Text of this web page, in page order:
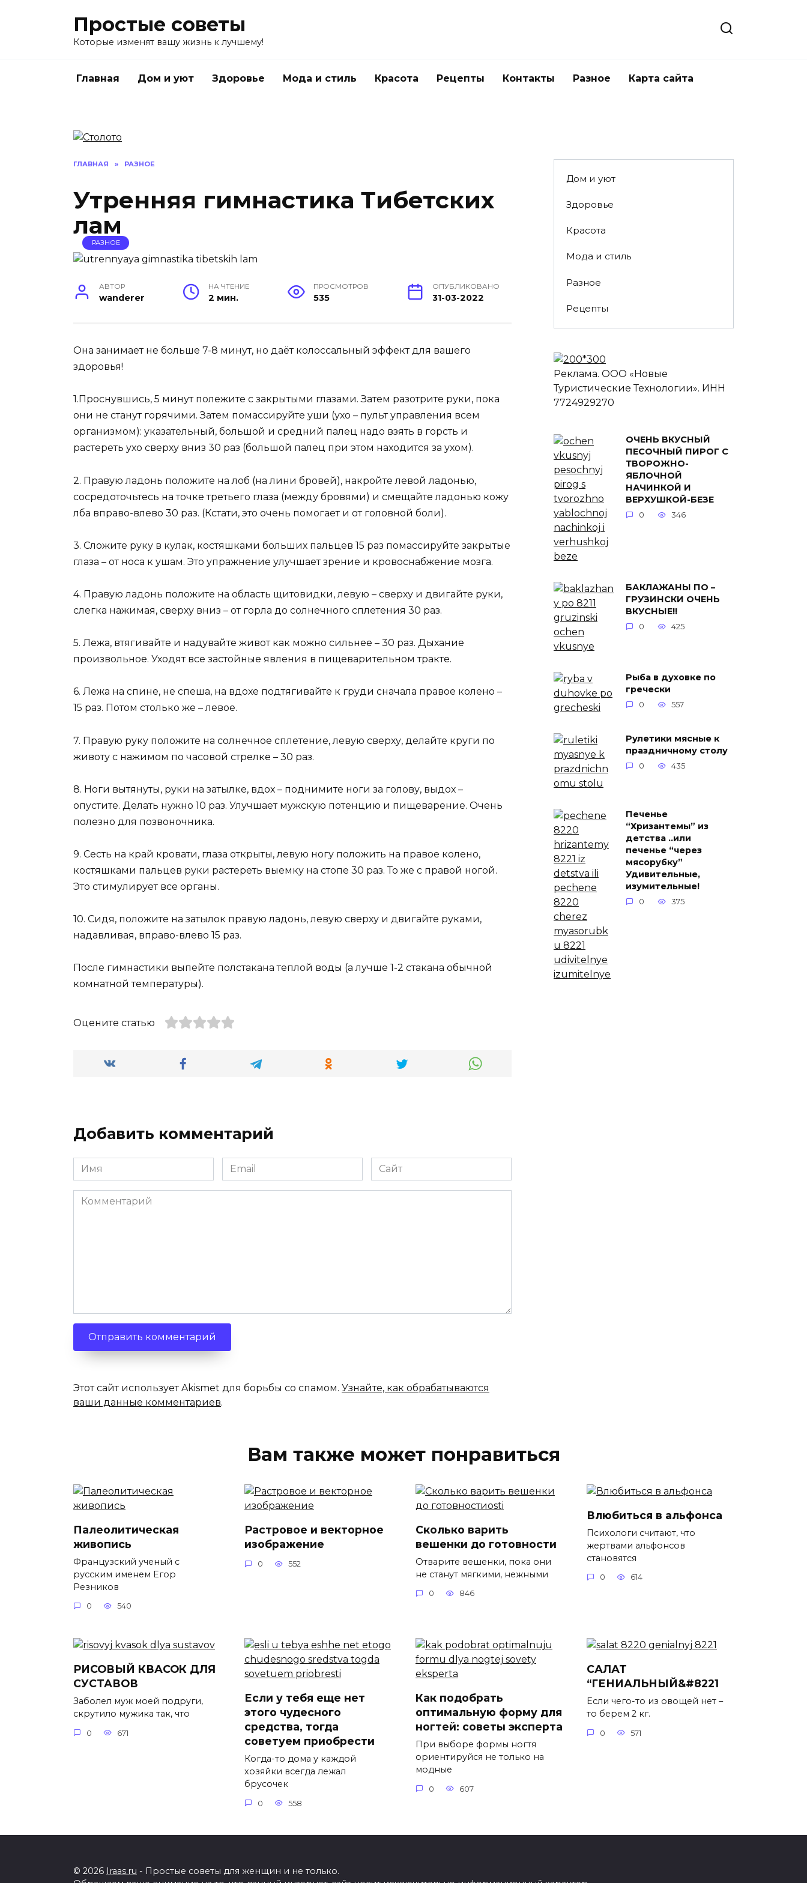
Простые советы
Которые изменят вашу жизнь к лучшему!
Главная Дом и уют Здоровье Мода и стиль Красота Рецепты Контакты Разное Карта сайта
ГЛАВНАЯ » РАЗНОЕ
Утренняя гимнастика Тибетских
лам
РАЗНОЕ
АВТОР
wanderer
НА ЧТЕНИЕ
2 мин.
ПРОСМОТРОВ
535
ОПУБЛИКОВАНО
31-03-2022
Она занимает не больше 7-8 минут, но даёт колоссальный эффект для вашего
здоровья!
1.Проснувшись, 5 минут полежите с закрытыми глазами. Затем разотрите руки, пока
они не станут горячими. Затем помассируйте уши (ухо – пульт управления всем
организмом): указательный, большой и средний палец надо взять в горсть и
растереть ухо сверху вниз 30 раз (большой палец при этом находится за ухом).
2. Правую ладонь положите на лоб (на лини бровей), накройте левой ладонью,
сосредоточьтесь на точке третьего глаза (между бровями) и смещайте ладонью кожу
лба вправо-влево 30 раз. (Кстати, это очень помогает и от головной боли).
3. Сложите руку в кулак, костяшками больших пальцев 15 раз помассируйте закрытые
глаза – от носа к ушам. Это упражнение улучшает зрение и кровоснабжение мозга.
4. Правую ладонь положите на область щитовидки, левую – сверху и двигайте руки,
слегка нажимая, сверху вниз – от горла до солнечного сплетения 30 раз.
5. Лежа, втягивайте и надувайте живот как можно сильнее – 30 раз. Дыхание
произвольное. Уходят все застойные явления в пищеварительном тракте.
6. Лежа на спине, не спеша, на вдохе подтягивайте к груди сначала правое колено –
15 раз. Потом столько же – левое.
7. Правую руку положите на солнечное сплетение, левую сверху, делайте круги по
животу с нажимом по часовой стрелке – 30 раз.
8. Ноги вытянуты, руки на затылке, вдох – поднимите ноги за голову, выдох –
опустите. Делать нужно 10 раз. Улучшает мужскую потенцию и пищеварение. Очень
полезно для позвоночника.
9. Сесть на край кровати, глаза открыты, левую ногу положить на правое колено,
костяшками пальцев руки растереть выемку на стопе 30 раз. То же с правой ногой.
Это стимулирует все органы.
10. Сидя, положите на затылок правую ладонь, левую сверху и двигайте руками,
надавливая, вправо-влево 15 раз.
После гимнастики выпейте полстакана теплой воды (а лучше 1-2 стакана обычной
комнатной температуры).
Оцените статью
Добавить комментарий
Имя
*
Email
*
Сайт
Комментарий
Этот сайт использует Akismet для борьбы со спамом. Узнайте, как обрабатываются
ваши данные комментариев.
Дом и уют
Здоровье
Красота
Мода и стиль
Разное
Рецепты
Реклама. ООО «Новые
Туристические Технологии». ИНН
7724929270
ОЧЕНЬ ВКУСНЫЙ
ПЕСОЧНЫЙ ПИРОГ С
ТВОРОЖНО-
ЯБЛОЧНОЙ
НАЧИНКОЙ И
ВЕРХУШКОЙ-БЕЗЕ
0 346
БАКЛАЖАНЫ ПО –
ГРУЗИНСКИ ОЧЕНЬ
ВКУСНЫЕ!!
0 425
Рыба в духовке по
гречески
0 557
Рулетики мясные к
праздничному столу
0 435
Печенье
“Хризантемы” из
детства ..или
печенье “через
мясорубку”
Удивительные,
изумительные!
0 375
Вам также может понравиться
Палеолитическая
живопись
Французский ученый с
русским именем Егор
Резников
0 540
Растровое и векторное
изображение
0 552
Сколько варить
вешенки до готовности
Отварите вешенки, пока они
не станут мягкими, нежными
0 846
Влюбиться в альфонса
Психологи считают, что
жертвами альфонсов
становятся
0 614
РИСОВЫЙ КВАСОК ДЛЯ
СУСТАВОВ
Заболел муж моей подруги,
скрутило мужика так, что
0 671
Если у тебя еще нет
этого чудесного
средства, тогда
советуем приобрести
Когда-то дома у каждой
хозяйки всегда лежал
брусочек
0 558
Как подобрать
оптимальную форму для
ногтей: советы эксперта
При выборе формы ногтя
ориентируйся не только на
модные
0 607
САЛАТ
“ГЕНИАЛЬНЫЙ&#8221
Если чего-то из овощей нет –
то берем 2 кг.
0 571
© 2026 Iraas.ru - Простые советы для женщин и не только.